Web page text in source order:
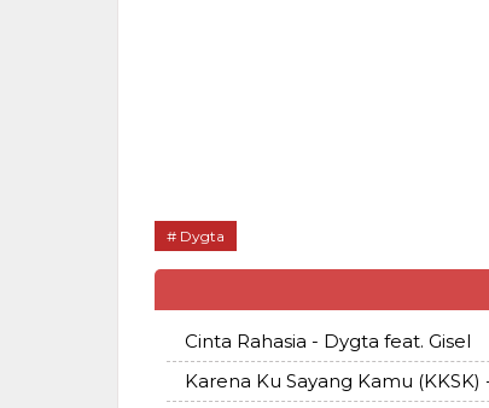
Dygta
Cinta Rahasia - Dygta feat. Gisel
Karena Ku Sayang Kamu (KKSK)